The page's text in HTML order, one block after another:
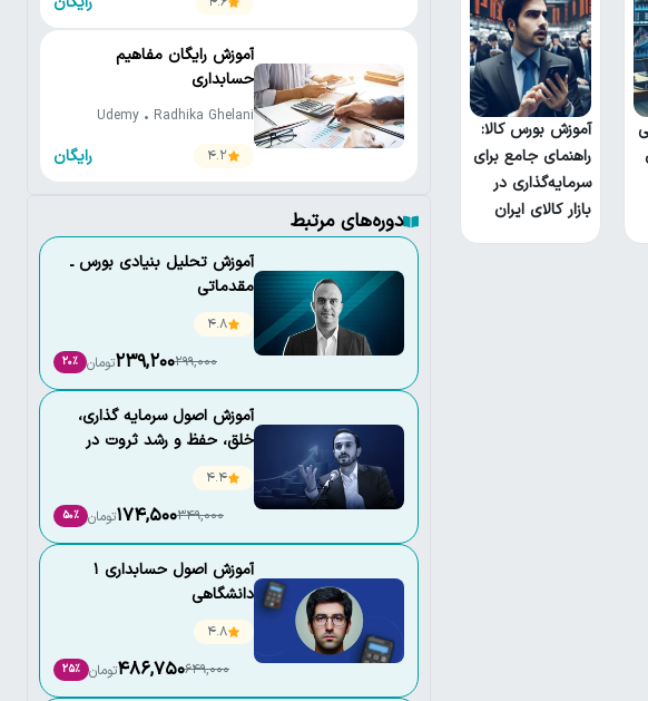
آموزش بورس کالا:
راهنمای جامع برای
سرمایه‌گذاری در
بازار کالای ایران
آموزش رایگان مفاهیم
حسابداری
Udemy • Radhika Ghelani
4.2
رایگان
دوره‌های مرتبط
آموزش تحلیل بنیادی بورس ـ
مقدماتی
4.8
299,000
239,200تومان 20٪
آموزش اصول سرمايه گذاری،
خلق، حفظ و رشد ثروت در
4.4
349,000
174,500تومان 50٪
آموزش اصول حسابداری 1
دانشگاهی
4.8
649,000
486,750تومان 25٪